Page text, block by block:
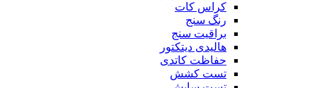
کراس کات
رنگ سنج
براقیت سنج
هالیدی دیتکتور
حفاظت کاتدی
تست کشش